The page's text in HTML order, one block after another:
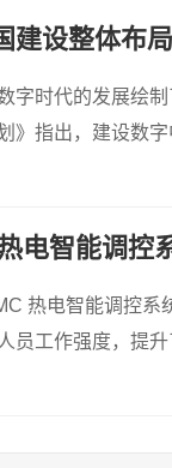
设整体布局
字时代的发展绘
》指出，建设数字
电智能调控
热电智能调控
员工作强度，提